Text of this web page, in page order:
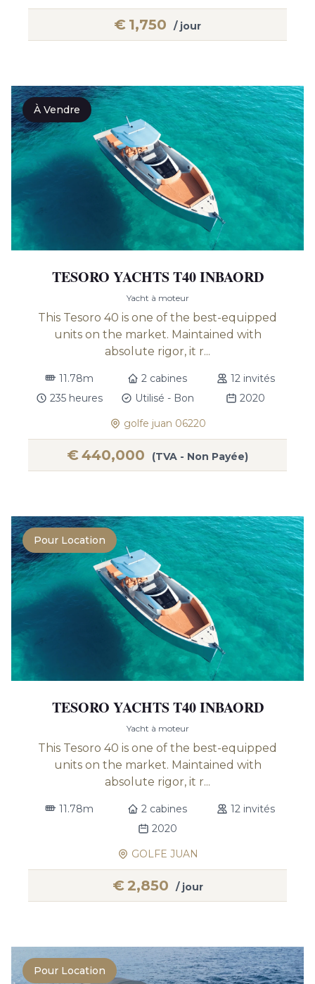
€ 1,750 / jour
À Vendre
TESORO YACHTS T40 INBAORD
Yacht à moteur
This Tesoro 40 is one of the best-equipped
units on the market. Maintained with
absolute rigor, it r...
11.78m 2 cabines
12 invités
235 heures
Utilisé - Bon
2020
golfe juan 06220
€440,000 (TVA - Non Payée)
Pour Location
TESORO YACHTS T40 INBAORD
Yacht à moteur
This Tesoro 40 is one of the best-equipped
units on the market. Maintained with
absolute rigor, it r...
11.78m 2 cabines
12 invités
2020
GOLFE JUAN
€2,850 / jour
Pour Location